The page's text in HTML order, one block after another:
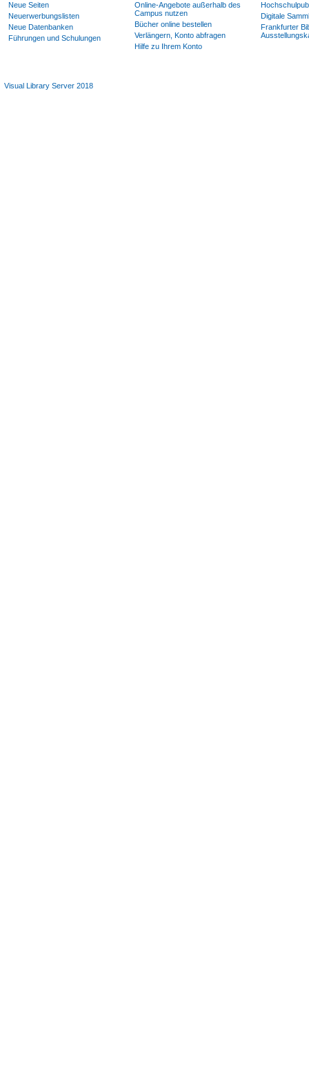
Neue Seiten
Neuerwerbungslisten
Neue Datenbanken
Führungen und Schulungen
Online-Angebote außerhalb des
Campus nutzen
Bücher online bestellen
Verlängern, Konto abfragen
Hilfe zu Ihrem Konto
Digitale
Frankfurter
Visual Library Server 2018